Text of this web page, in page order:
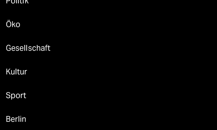
Öko
Gesellschaft
Kultur
Sport
Berlin